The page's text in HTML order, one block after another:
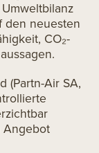
den neuesten
CO₂-
(Partn-Air SA,
Angebot